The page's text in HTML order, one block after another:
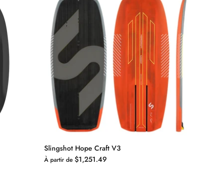
Slingshot Hope Craft V3
À partir de $1,251.49